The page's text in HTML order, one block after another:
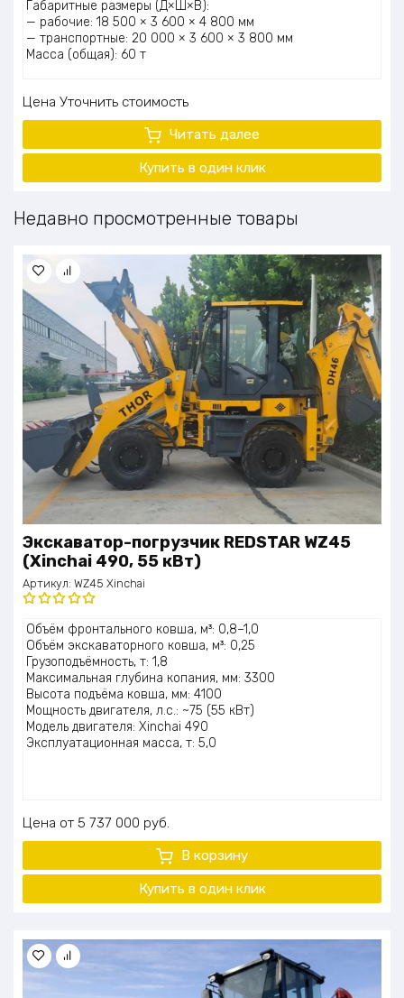
Габаритные размеры (Д×Ш×В):
— рабочие: 18 500 × 3 600 × 4 800 мм
— транспортные: 20 000 × 3 600 × 3 800 мм
Масса (общая): 60 т
Цена Уточнить стоимость
Читать далее
Купить в один клик
Недавно просмотренные товары
Экскаватор-погрузчик REDSTAR WZ45
(Xinchai 490, 55 кВт)
Артикул: WZ45 Xinchai
Оценка
5.00из 5
Объём фронтального ковша, м³: 0,8–1,0
Объём экскаваторного ковша, м³: 0,25
Грузоподъёмность, т: 1,8
Максимальная глубина копания, мм: 3300
Высота подъёма ковша, мм: 4100
Мощность двигателя, л.с.: ~75 (55 кВт)
Модель двигателя: Xinchai 490
Эксплуатационная масса, т: 5,0
Цена 5 737 000 руб.
В корзину
Купить в один клик